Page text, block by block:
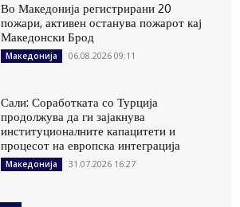
Во Македонија регистрирани 20
пожари, активен останува пожарот кај
Македонски Брод
Македонија 06.08.2026 09:11
Сали: Соработката со Турција
продолжува да ги зајакнува
институционалните капацитети и
процесот на европска интеграција
Македонија 31.07.2026 16:27